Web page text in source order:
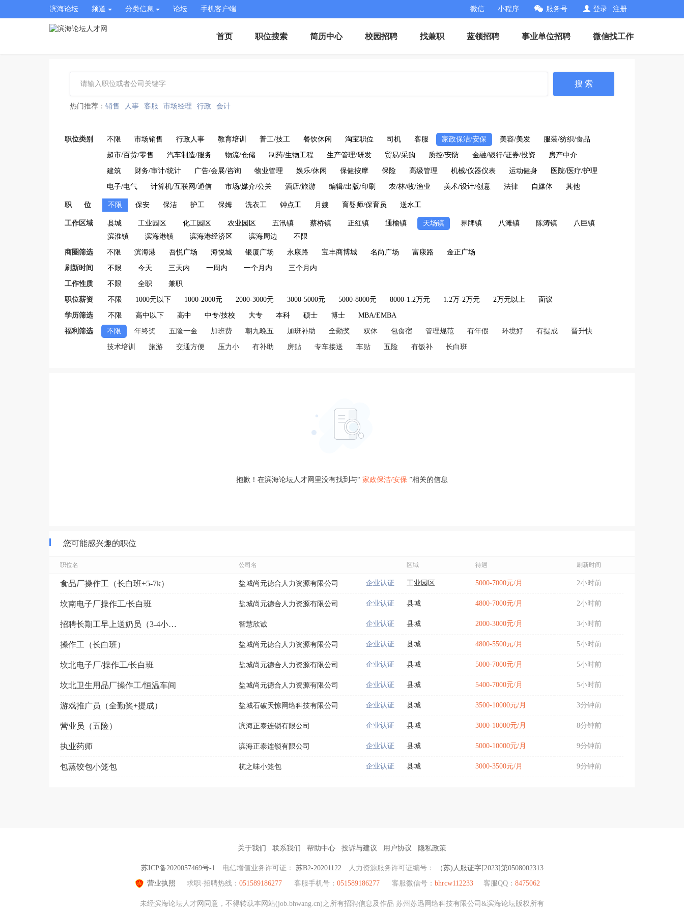
滨海论坛 频道 分类信息 论坛 手机客户端 微信 小程序 服务号 登录 注册
首页 职位搜索 简历中心 校园招聘 找兼职 蓝领招聘 事业单位招聘 微信找工作
搜 索
热门推荐： 销售 人事 客服 市场经理 行政 会计
职位类别 不限 市场销售 行政人事 教育培训 普工/技工 餐饮休闲 淘宝职位 司机 客服 家政保洁/安保 美容/美发 服装/纺织/食品
超市/百货/零售 汽车制造/服务 物流/仓储 制药/生物工程 生产管理/研发 贸易/采购 质控/安防 金融/银行/证券/投资 房产中介
建筑 财务/审计/统计 广告/会展/咨询 物业管理 娱乐/休闲 保健按摩 保险 高级管理 机械/仪器仪表 运动健身 医院/医疗/护理
电子/电气 计算机/互联网/通信 市场/媒介/公关 酒店/旅游 编辑/出版/印刷 农/林/牧/渔业 美术/设计/创意 法律 自媒体 其他
职 位 不限 保安 保洁 护工 保姆 洗衣工 钟点工 月嫂 育婴师/保育员 送水工
工作区域 县城 工业园区 化工园区 农业园区 五汛镇 蔡桥镇 正红镇 通榆镇 天场镇 界牌镇 八滩镇 陈涛镇
八巨镇
滨淮镇
滨海港镇 滨海港经济区 滨海周边 不限
商圈筛选 不限 滨海港 吾悦广场 海悦城 银厦广场 永康路 宝丰商博城 名尚广场 富康路 金正广场
刷新时间 不限 今天 三天内 一周内 一个月内 三个月内
工作性质 不限 全职 兼职
职位薪资 不限 1000元以下 1000-2000元 2000-3000元 3000-5000元 5000-8000元 8000-1.2万元 1.2万-2万元 2万元以上 面议
学历筛选 不限 高中以下 高中 中专/技校 大专 本科 硕士 博士 MBA/EMBA
福利筛选 不限 年终奖 五险一金 加班费 朝九晚五 加班补助 全勤奖 双休 包食宿 管理规范 有年假 环境好 有提成 晋升快
技术培训 旅游 交通方便 压力小 有补助 房贴 专车接送 车贴 五险 有饭补 长白班
抱歉！在滨海论坛人才网里没有找到与“ 家政保洁/安保 ”相关的信息
您可能感兴趣的职位
职位名 公司名 区域 待遇 刷新时间
食品厂操作工（长白班+5-7k） 盐城尚元德合人力资源有限公司 企业认证 工业园区 5000-7000元/月 2小时前
坎南电子厂操作工/长白班 盐城尚元德合人力资源有限公司 企业认证 县城 4800-7000元/月 2小时前
招聘长期工早上送奶员（3-4小时） 智慧欣诚 企业认证 县城 2000-3000元/月 3小时前
操作工（长白班） 盐城尚元德合人力资源有限公司 企业认证 县城 4800-5500元/月 5小时前
坎北电子厂/操作工/长白班 盐城尚元德合人力资源有限公司 企业认证 县城 5000-7000元/月 5小时前
坎北卫生用品厂操作工/恒温车间 盐城尚元德合人力资源有限公司 企业认证 县城 5400-7000元/月 5小时前
游戏推广员（全勤奖+提成） 盐城石破天惊网络科技有限公司 企业认证 县城 3500-10000元/月 3分钟前
营业员（五险） 滨海正泰连锁有限公司 企业认证 县城 3000-10000元/月 8分钟前
执业药师 滨海正泰连锁有限公司 企业认证 县城 5000-10000元/月 9分钟前
包蒸饺包小笼包 杭之味小笼包 企业认证 县城 3000-3500元/月 9分钟前
关于我们 联系我们 帮助中心 投诉与建议 用户协议 隐私政策
苏ICP备2020057469号-1 电信增值业务许可证： 苏B2-20201122 人力资源服务许可证编号：
（苏)人服证字[2023]第0508002313
营业执照
求职·招聘热线： 051589186277 客服手机号： 051589186277 客服微信号： bhrcw112233 客服QQ： 8475062
未经滨海论坛人才网同意，不得转载本网站(job.bhwang.cn)之所有招聘信息及作品 苏州苏迅网络科技有限公司&滨海论坛版权所有